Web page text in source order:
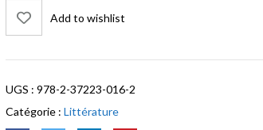
Add to wishlist
UGS : 978-2-37223-016-2
Catégorie : Littérature